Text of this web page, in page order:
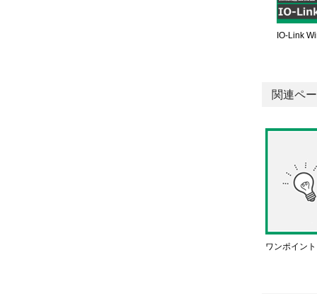
IO-Link
関連ペ
ワンポイン